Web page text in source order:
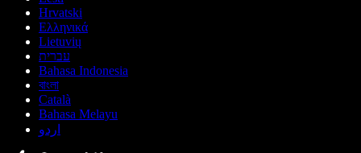
Hrvatski
Ελληνικά
Lietuvių
עברית
Bahasa Indonesia
বাংলা
Català
Bahasa Melayu
اردو